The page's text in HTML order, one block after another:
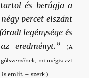
és berúgja a
percet elszánt
legénysége és
eredményt.” (A
mi mégis azt
is említ. – szerk.)